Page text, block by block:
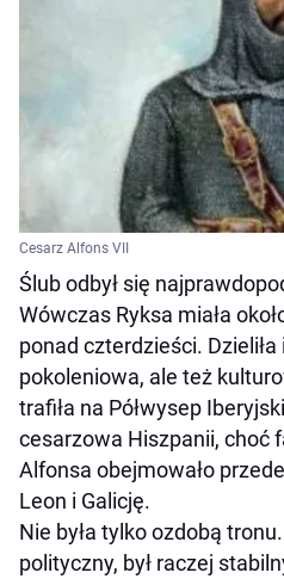
Cesarz Alfons VII
Ślub odbył się
Wówczas Ryksa miała
ponad czterdzieści.
pokoleniowa, ale też
trafiła na Półwysep
cesarzowa Hiszpanii, choć
Alfonsa obejmowało
Leon i Galicję.
Nie była tylko ozdobą
polityczny, był raczej